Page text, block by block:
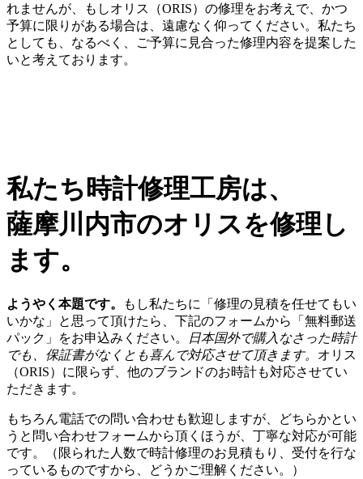
れませんが、もしオリス（ORIS）の修理をお考えで、かつ
予算に限りがある場合は、遠慮なく仰ってください。私たち
としても、なるべく、ご予算に見合った修理内容を提案した
いと考えております。
私たち時計修理工房は、
薩摩川内市のオリスを修理し
ます。
ようやく本題です。
もし私たちに「修理の見積を任せてもい
いかな」と思って頂けたら、下記のフォームから「無料郵送
パック」をお申込みください。
日本国外で購入なさった時計
でも、保証書がなくとも喜んで対応させて頂きます。 オリス
（ORIS）に限らず、他のブランドのお時計も対応させてい
ただきます。
もちろん電話での問い合わせも歓迎しますが、どちらかとい
うと問い合わせフォームから頂くほうが、丁寧な対応が可能
です。（限られた人数で時計修理のお見積もり、受付を行な
っているものですから、どうかご理解ください。）